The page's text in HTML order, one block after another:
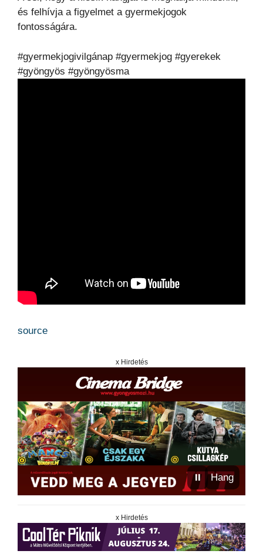
és felhívja a figyelmet a gyermekjogok
fontosságára.
#gyermekjogivilgánap #gyermekjog #gyerekek
#gyöngyös #gyöngyösma
source
x Hirdetés
⏸ Hang
x Hirdetés